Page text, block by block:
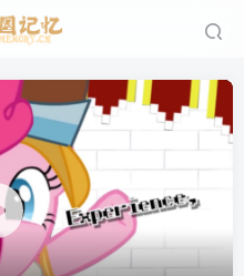
度
100%
3/4 满屏
3/4
25px